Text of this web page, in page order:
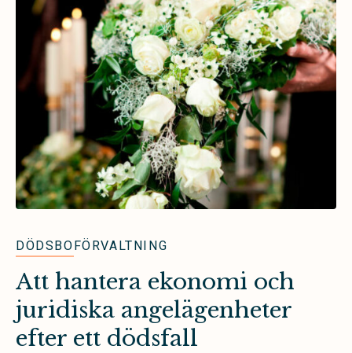
DÖDSBOFÖRVALTNING
Att hantera ekonomi och
juridiska angelägenheter
efter ett dödsfall